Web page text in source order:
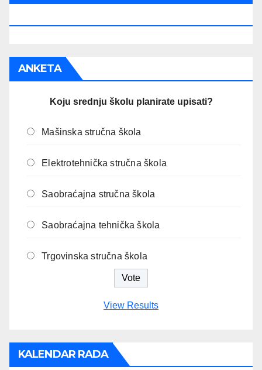
ANKETA
Koju srednju školu planirate upisati?
Mašinska stručna škola
Elektrotehnička stručna škola
Saobraćajna stručna škola
Saobraćajna tehnička škola
Trgovinska stručna škola
View Results
KALENDAR RADA